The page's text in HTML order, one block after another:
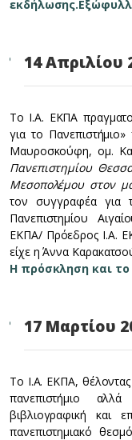
εκδήλωσης.
14 Απριλίου
Το Ι.Α. ΕΚΠΑ
για το
Μαυροσκούφη, ομ.
Πανεπιστημίου
Μεσοπολέμου στον
τον συγγραφέα για
Πανεπιστημίου
ΕΚΠΑ/ Πρόεδρος Ι.Α.
είχε η Άννα
Η πρόσκληση και
17 Μαρτίου
Το Ι.Α. ΕΚΠΑ,
πανεπιστήμιο
βιβλιογραφική και
πανεπιστημιακό